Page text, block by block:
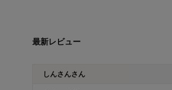
最新レビュー
しんさんさん